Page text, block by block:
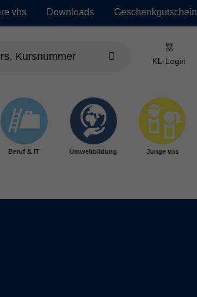
vhs Downloads Geschenkgutschein
KL-Login
Beruf & IT Umweltbildung Junge vhs